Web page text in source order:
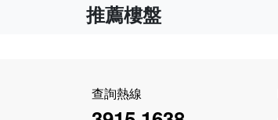
推薦樓盤
查詢熱線